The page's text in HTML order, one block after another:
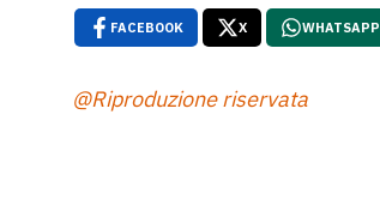
FACEBOOK X WHATSAPP
@Riproduzione riservata